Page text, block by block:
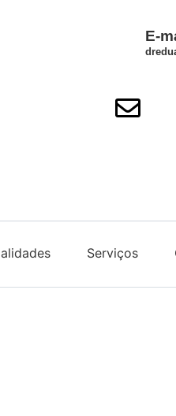
E-
Serviços